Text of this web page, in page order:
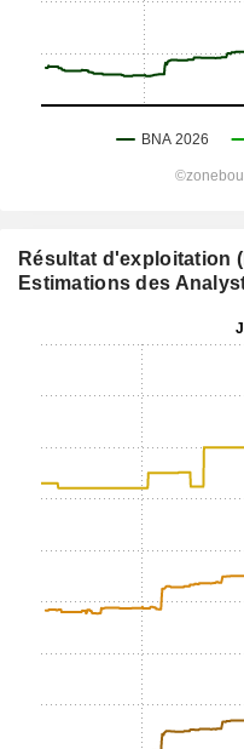
Résultat d'exploitation
Estimations des